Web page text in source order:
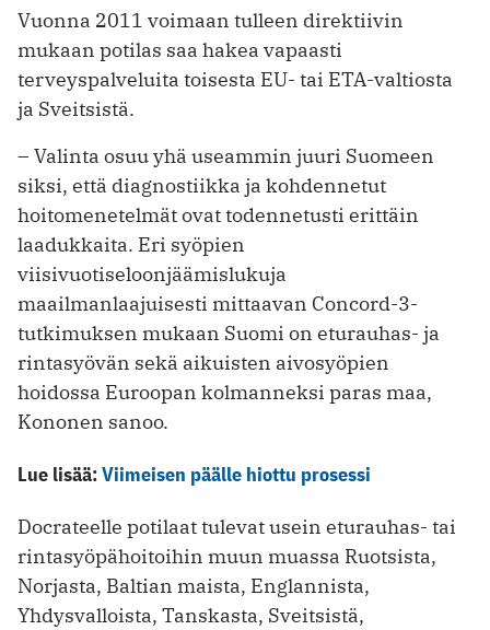
Vuonna 2011 voimaan tulleen direktiivin
mukaan potilas saa hakea vapaasti
terveyspalveluita toisesta EU- tai ETA-valtiosta
ja Sveitsistä.
– Valinta osuu yhä useammin juuri Suomeen
siksi, että diagnostiikka ja kohdennetut
hoitomenetelmät ovat todennetusti erittäin
laadukkaita. Eri syöpien
viisivuotiseloonjäämislukuja
maailmanlaajuisesti mittaavan Concord-3-
tutkimuksen mukaan Suomi on eturauhas- ja
rintasyövän sekä aikuisten aivosyöpien
hoidossa Euroopan kolmanneksi paras maa,
Kononen sanoo.
Lue lisää:Viimeisen päälle hiottu prosessi
Docrateelle potilaat tulevat usein eturauhas- tai
rintasyöpähoitoihin muun muassa Ruotsista,
Norjasta, Baltian maista, Englannista,
Yhdysvalloista, Tanskasta, Sveitsistä,